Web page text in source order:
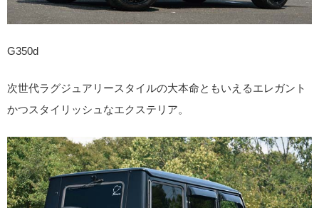
G350d
次世代ラグジュアリースタイルの大本命ともいえるエレガント
かつスタイリッシュなエクステリア。